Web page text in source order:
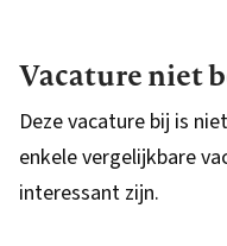
Vacature niet
Deze vacature bij is
enkele vergelijkbare
interessant zijn.